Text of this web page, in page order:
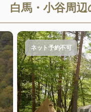
白馬・小谷周辺
ネット予約不可